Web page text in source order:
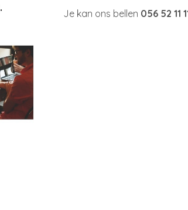
Je kan ons bellen 056 52 11